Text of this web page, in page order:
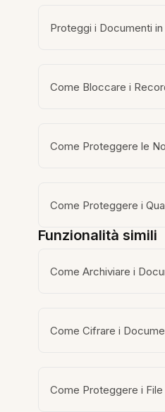
Proteggi i Documenti
Come Bloccare i
Come Proteggere le
Come Proteggere i
Funzionalità simili
Come Archiviare i
Come Cifrare i
Come Proteggere i File